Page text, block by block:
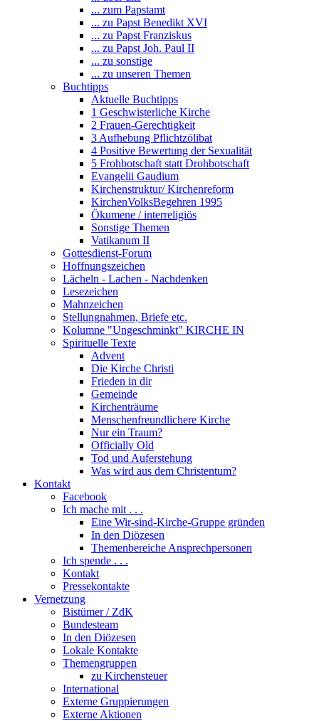
... zum Papstamt
... zu Papst Benedikt XVI
... zu Papst Franziskus
... zu Papst Joh. Paul II
... zu sonstige
... zu unseren Themen
Buchtipps
Aktuelle Buchtipps
1 Geschwisterliche Kirche
2 Frauen-Gerechtigkeit
3 Aufhebung Pflichtzölibat
4 Positive Bewertung der Sexualität
5 Frohbotschaft statt Drohbotschaft
Evangelii Gaudium
Kirchenstruktur/ Kirchenreform
KirchenVolksBegehren 1995
Ökumene / interreligiös
Sonstige Themen
Vatikanum II
Gottesdienst-Forum
Hoffnungszeichen
Lächeln - Lachen - Nachdenken
Lesezeichen
Mahnzeichen
Stellungnahmen, Briefe etc.
Kolumne "Ungeschminkt" KIRCHE IN
Spirituelle Texte
Advent
Die Kirche Christi
Frieden in dir
Gemeinde
Kirchenträume
Menschenfreundlichere Kirche
Nur ein Traum?
Officially Old
Tod und Auferstehung
Was wird aus dem Christentum?
Kontakt
Facebook
Ich mache mit . . .
Eine Wir-sind-Kirche-Gruppe gründen
In den Diözesen
Themenbereiche Ansprechpersonen
Ich spende . . .
Kontakt
Pressekontakte
Vernetzung
Bistümer / ZdK
Bundesteam
In den Diözesen
Lokale Kontakte
Themengruppen
zu Kirchensteuer
International
Externe Gruppierungen
Externe Aktionen